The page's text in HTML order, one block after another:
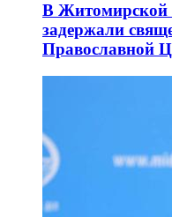
В Житомирской
задержали
Православной